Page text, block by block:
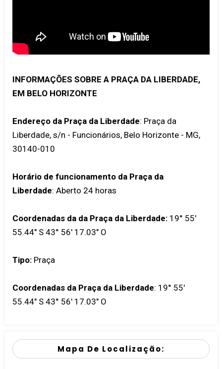
INFORMAÇÕES SOBRE A PRAÇA DA LIBERDADE,
EM BELO HORIZONTE
Endereço da Praça da Liberdade: Praça da
Liberdade, s/n - Funcionários, Belo Horizonte - MG,
30140-010
Horário de funcionamento da Praça da
Liberdade: Aberto 24 horas
Coordenadas da da Praça da Liberdade: 19° 55'
55.44" S 43° 56' 17.03" O
Tipo: Praça
Coordenadas da Praça da Liberdade: 19° 55'
55.44" S 43° 56' 17.03" O
Mapa De Localização: